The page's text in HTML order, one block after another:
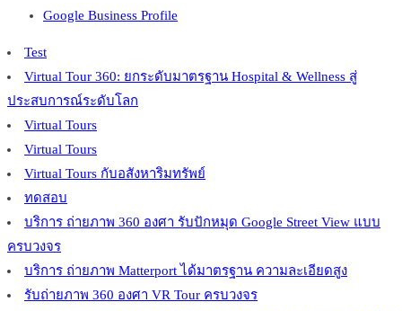
Google Business Profile
Test
Virtual Tour 360: ยกระดับมาตรฐาน Hospital & Wellness สู่
ประสบการณ์ระดับโลก
Virtual Tours
Virtual Tours
Virtual Tours กับอสังหาริมทรัพย์
ทดสอบ
บริการ ถ่ายภาพ 360 องศา รับปักหมุด Google Street View แบบ
ครบวงจร
บริการ ถ่ายภาพ Matterport ได้มาตรฐาน ความละเอียดสูง
รับถ่ายภาพ 360 องศา VR Tour ครบวงจร